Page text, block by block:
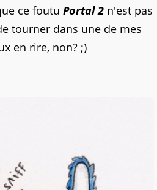
ce foutu Portal 2 n'est pas
tourner dans une de mes
en rire, non? ;)